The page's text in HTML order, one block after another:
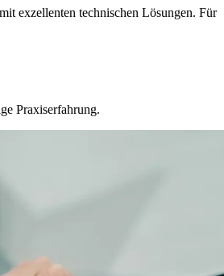
exzellenten technischen Lösungen. Für
Praxiserfahrung.